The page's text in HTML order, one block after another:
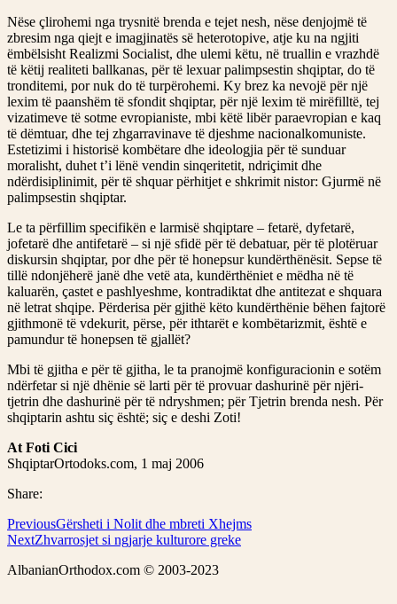
Nëse çlirohemi nga trysnitë brenda e tejet nesh, nëse denjojmë të
zbresim nga qiejt e imagjinatës së heterotopive, atje ku na ngjiti
ëmbëlsisht Realizmi Socialist, dhe ulemi këtu, në truallin e vrazhdë
të këtij realiteti ballkanas, për të lexuar palimpsestin shqiptar, do të
tronditemi, por nuk do të turpërohemi. Ky brez ka nevojë për një
lexim të paanshëm të sfondit shqiptar, për një lexim të mirëfilltë, tej
vizatimeve të sotme evropianiste, mbi këtë libër paraevropian e kaq
të dëmtuar, dhe tej zhgarravinave të djeshme nacionalkomuniste.
Estetizimi i historisë kombëtare dhe ideologjia për të sunduar
moralisht, duhet t’i lënë vendin sinqeritetit, ndriçimit dhe
ndërdisiplinimit, për të shquar përhitjet e shkrimit nistor: Gjurmë në
palimpsestin shqiptar.
Le ta përfillim specifikën e larmisë shqiptare – fetarë, dyfetarë,
jofetarë dhe antifetarë – si një sfidë për të debatuar, për të plotëruar
diskursin shqiptar, por dhe për të honepsur kundërthënësit. Sepse të
tillë ndonjëherë janë dhe vetë ata, kundërthëniet e mëdha në të
kaluarën, çastet e pashlyeshme, kontradiktat dhe antitezat e shquara
në letrat shqipe. Përderisa për gjithë këto kundërthënie bëhen fajtorë
gjithmonë të vdekurit, përse, për ithtarët e kombëtarizmit, është e
pamundur të honepsen të gjallët?
Mbi të gjitha e për të gjitha, le ta pranojmë konfiguracionin e sotëm
ndërfetar si një dhënie së larti për të provuar dashurinë për njëri-
tjetrin dhe dashurinë për të ndryshmen; për Tjetrin brenda nesh. Për
shqiptarin ashtu siç është; siç e deshi Zoti!
At Foti Cici
ShqiptarOrtodoks.com, 1 maj 2006
Share:
PreviousGërsheti i Nolit dhe mbreti Xhejms
NextZhvarrosjet si ngjarje kulturore greke
AlbanianOrthodox.com © 2003-2023